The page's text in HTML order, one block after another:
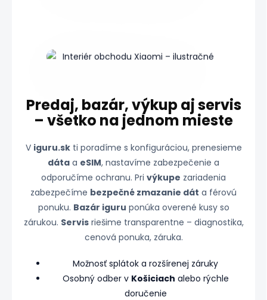
Predaj, bazár, výkup aj servis
– všetko na jednom mieste
V iguru.skti poradíme s konfiguráciou, prenesieme
dáta a eSIM, nastavíme zabezpečenie a
odporučíme ochranu. Pri výkupe zariadenia
zabezpečíme bezpečné zmazanie dát a férovú
ponuku. Bazár iguru ponúka overené kusy so
zárukou. Servisriešime transparentne – diagnostika,
cenová ponuka, záruka.
Možnosť splátok a rozšírenej záruky
Osobný odber v Košiciach alebo rýchle
doručenie